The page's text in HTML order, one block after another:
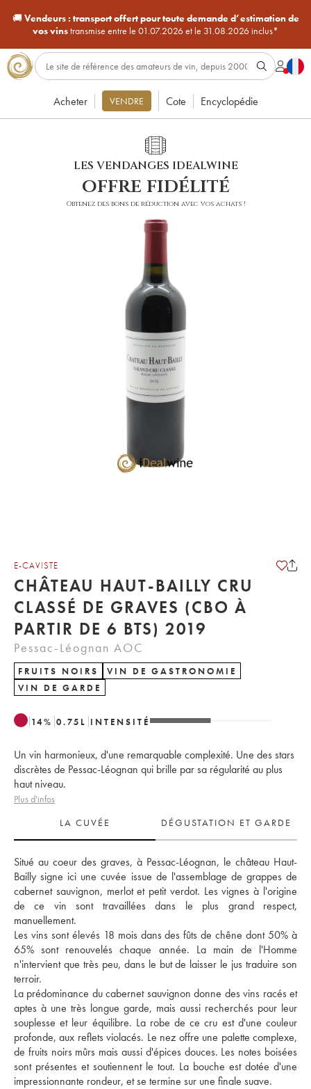
🚚Vendeurs : transport offert pour toute demande d’estimation de
vos vinstransmise entre le 01.07.2026 et le 31.08.2026 inclus*
Acheter VENDRE Cote Encyclopédie
LES VENDANGES IDEALWINE
offre fidélité
Obtenez des bons de réduction avec vos achats !
E-CAVISTE
CHÂTEAU HAUT-BAILLY CRU
CLASSÉ DE GRAVES (CBO À
PARTIR DE 6 BTS) 2019
Pessac-Léognan AOC
FRUITS NOIRS
VIN DE GASTRONOMIE
VIN DE GARDE
14% 0.75 L INTENSITÉ
Un vin harmonieux, d'une remarquable complexité. Une des stars
discrètes de Pessac-Léognan qui brille par sa régularité au plus
haut niveau.
Plus d'infos
LA CUVÉE
DÉGUSTATION ET GARDE
Situé au coeur des graves, à Pessac-Léognan, le château Haut-
Bailly signe ici une cuvée issue de l'assemblage de grappes de
cabernet sauvignon, merlot et petit verdot. Les vignes à l'origine
de ce vin sont travaillées dans le plus grand respect,
manuellement.
Les vins sont élevés 18 mois dans des fûts de chêne dont 50% à
65% sont renouvelés chaque année. La main de l'Homme
n'intervient que très peu, dans le but de laisser le jus traduire son
terroir.
La prédominance du cabernet sauvignon donne des vins racés et
aptes à une très longue garde, mais aussi recherchés pour leur
souplesse et leur équilibre. La robe de ce cru est d'une couleur
profonde, aux reflets violacés. Le nez offre une palette complexe,
de fruits noirs mûrs mais aussi d'épices douces. Les notes boisées
sont présentes et soutiennent le tout. La bouche est dotée d'une
impressionnante rondeur, et se termine sur une finale suave.